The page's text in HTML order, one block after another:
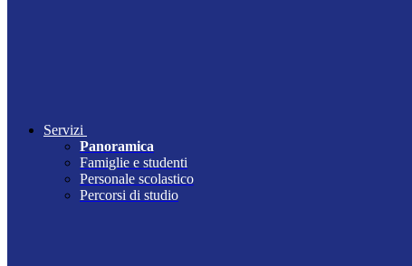
Servizi
Panoramica
Famiglie e studenti
Personale scolastico
Percorsi di studio